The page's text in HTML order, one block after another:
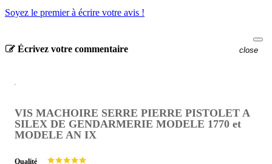
Soyez le premier à écrire votre avis !
Écrivez votre commentaire close
VIS MACHOIRE SERRE PIERRE PISTOLET A
SILEX DE GENDARMERIE MODELE 1770 et
MODELE AN IX
Qualité